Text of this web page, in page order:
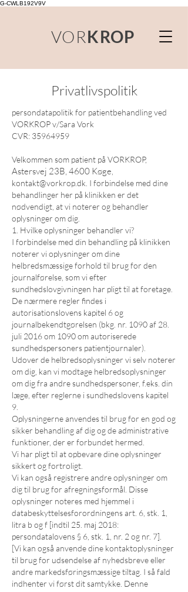
G-CWLB192V9V
VORKROP
Privatlivspolitik
persondatapolitik for patientbehandling ved
VORKROP v/Sara Vork
CVR: 35964959
Velkommen som patient på VORKROP,
Astersvej 23B, 4600 Køge
kontakt@vorkrop.dk . I forbindelse med dine
behandlinger her på klinikken er det
nødvendigt, at vi noterer og behandler
oplysninger om dig.
1. Hvilke oplysninger behandler vi?
I forbindelse med din behandling på klinikken
noterer vi oplysninger om dine
helbredsmæssige forhold til brug for den
journalførelse, som vi efter
sundhedslovgivningen har pligt til at foretage.
De nærmere regler findes i
autorisationslovens kapitel 6 og
journalbekendtgørelsen (bkg. nr. 1090 af 28.
juli 2016 om 1090 om autoriserede
sundhedspersoners patientjournaler).
Udover de helbredsoplysninger vi selv noterer
om dig, kan vi modtage helbredsoplysninger
om dig fra andre sundhedspersoner, f.eks. din
læge, efter reglerne i sundhedslovens kapitel
9.
Oplysningerne anvendes til brug for en god og
sikker behandling af dig og de administrative
funktioner, der er forbundet hermed.
Vi har pligt til at opbevare dine oplysninger
sikkert og fortroligt.
Vi kan også registrere andre oplysninger om
dig til brug for afregningsformål. Disse
oplysninger noteres med hjemmel i
databeskyttelsesforordningens art. 6, stk. 1,
litra b og f [indtil 25. maj 2018:
persondatalovens § 6, stk. 1, nr. 2 og nr. 7].
[Vi kan også anvende dine kontaktoplysninger
til brug for udsendelse af nyhedsbreve eller
andre markedsføringsmæssige tiltag. I så fald
indhenter vi først dit samtykke. Denne